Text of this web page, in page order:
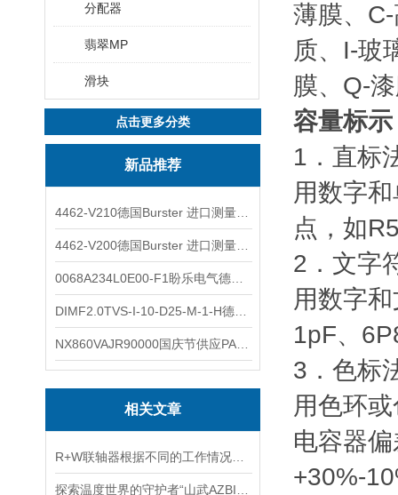
分配器
翡翠MP
滑块
点击更多分类
新品推荐
相关文章
薄膜、
质、I-玻
膜、Q-
容量标示
1．直标
用数字
点，如
2．文字
用数字
1pF、
3．色标
用色环
电容器
+30%-